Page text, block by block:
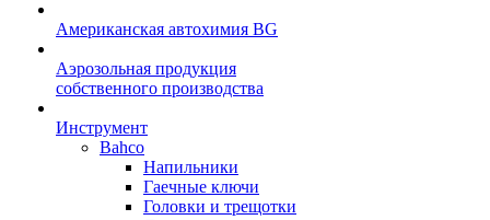
Американская автохимия BG
Аэрозольная продукция
собственного производства
Инструмент
Bahco
Напильники
Гаечные ключи
Головки и трещотки